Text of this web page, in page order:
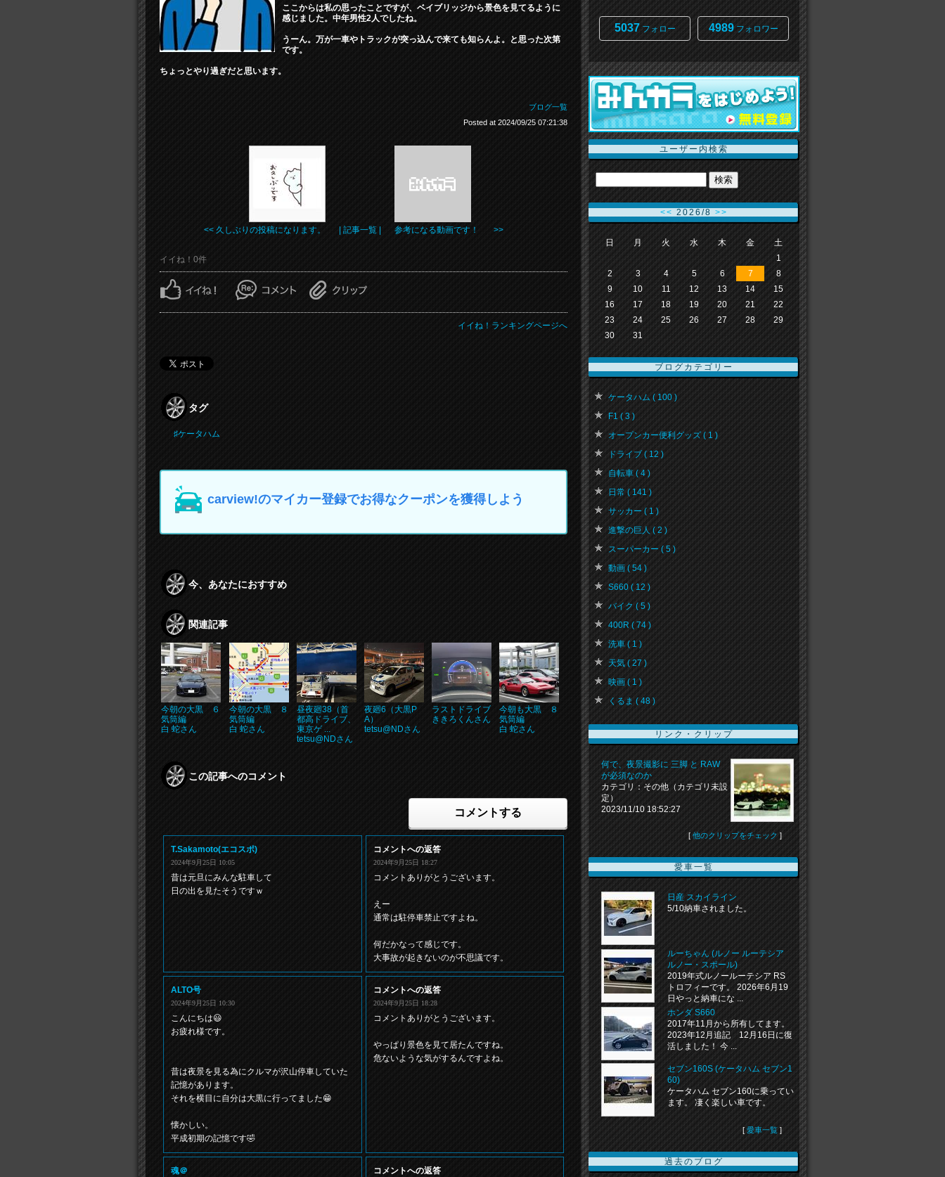
ここからは私の思ったことですが、ベイブリッジから景色を見てるように
感じました。中年男性2人でしたね。
うーん。万が一車やトラックが突っ込んで来ても知らんよ。と思った次第
です。
ちょっとやり過ぎだと思います。
ブログ一覧
Posted at 2024/09/25 07:21:38
<< 久しぶりの投稿になります。 | 記事一覧 | 参考になる動画です！ >>
イイね！0件
イイね！ランキングページへ
タグ
♯ケータハム
carview!のマイカー登録でお得なクーポンを獲得しよう
今、あなたにおすすめ
関連記事
今朝の大黒 ６
気筒編
白 蛇さん
今朝の大黒 ８
気筒編
白 蛇さん
昼夜廻38（首
都高ドライブ、
東京ゲ ...
tetsu@NDさん
夜廻6（大黒P
A）
tetsu@NDさん
ラストドライブ
ききろくんさん
今朝も大黒 ８
気筒編
白 蛇さん
この記事へのコメント
コメントする
T.Sakamoto(エコスポ)
2024年9月25日 10:05
昔は元旦にみんな駐車して
日の出を見たそうですｗ
コメントへの返答
2024年9月25日 18:27
コメントありがとうございます。
えー
通常は駐停車禁止ですよね。
何だかなって感じです。
大事故が起きないのが不思議です。
ALTO号
2024年9月25日 10:30
こんにちは😃
お疲れ様です。
昔は夜景を見る為にクルマが沢山停車していた
記憶があります。
それを横目に自分は大黒に行ってました😁
懐かしい。
平成初期の記憶です🤣
コメントへの返答
2024年9月25日 18:28
コメントありがとうございます。
やっぱり景色を見て居たんですね。
危ないような気がするんですよね。
魂＠ コメントへの返答
5037フォロー 4989フォロワー
ユーザー内検索
<< 2026/8 >>
日 月 火 水 木 金
土
1
2
3 4 5 6 7
8
9
10 11 12 13 14
15
16
17 18 19 20 21
22
23
24 25 26 27 28
29
30
31
ブログカテゴリー
ケータハム ( 100 )
F1 ( 3 )
オープンカー便利グッズ ( 1 )
ドライブ ( 12 )
自転車 ( 4 )
日常 ( 141 )
サッカー ( 1 )
進撃の巨人 ( 2 )
スーパーカー ( 5 )
動画 ( 54 )
S660 ( 12 )
バイク ( 5 )
400R ( 74 )
洗車 ( 1 )
天気 ( 27 )
映画 ( 1 )
くるま ( 48 )
リンク・クリップ
何で、夜景撮影に 三脚 と RAW
が必須なのか
カテゴリ：その他（カテゴリ未設
定）
2023/11/10 18:52:27
[ 他のクリップをチェック ]
愛車一覧
日産 スカイライン
5/10納車されました。
ルーちゃん (ルノー ルーテシア
ルノー・スポール)
2019年式ルノールーテシア RS
トロフィーです。 2026年6月19
日やっと納車にな ...
ホンダ S660
2017年11月から所有してます。
2023年12月追記 12月16日に復
活しました！ 今 ...
セブン160S (ケータハム セブン1
60)
ケータハム セブン160に乗ってい
ます。 凄く楽しい車です。
[ 愛車一覧 ]
過去のブログ